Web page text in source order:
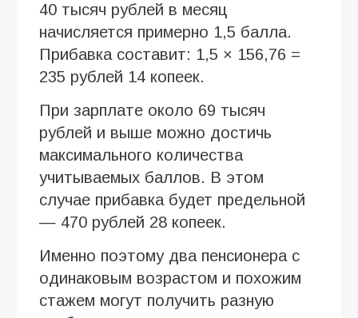
40 тысяч рублей в месяц
начисляется примерно 1,5 балла.
Прибавка составит: 1,5 × 156,76 =
235 рублей 14 копеек.
При зарплате около 69 тысяч
рублей и выше можно достичь
максимального количества
учитываемых баллов. В этом
случае прибавка будет предельной
— 470 рублей 28 копеек.
Именно поэтому два пенсионера с
одинаковым возрастом и похожим
стажем могут получить разную